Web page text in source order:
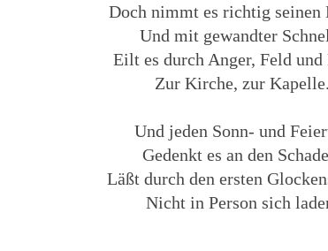
Doch nimmt es richtig seinen
Und mit gewandter
Eilt es durch Anger, Feld und
Zur Kirche, zur Kapelle.
Und jeden Sonn- und
Gedenkt es an den
Läßt durch den ersten
Nicht in Person sich